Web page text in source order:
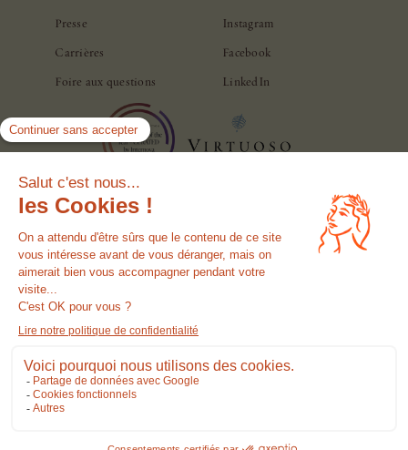
Presse
Carrières
Foire aux questions
Instagram
Facebook
LinkedIn
©casamontiroma. Tous droits réservés.
Politique de
l'hôtel
Politique de
Politique en matière